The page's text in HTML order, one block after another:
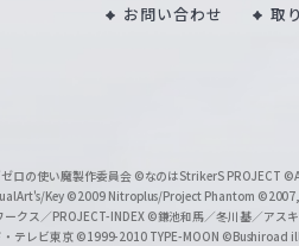
お問い合わせ 取
ロの使い魔製作委員会 ©なのはStrikerS PROJECT
Key ©2009 Nitroplus/Project Phantom
クス／PROJECT-INDEX ©鎌池和馬／冬川基／アス
テレビ東京 ©1999-2010 TYPE-MOON ©Bushiroad